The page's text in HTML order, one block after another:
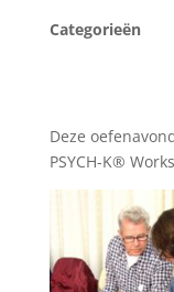
Categorieën
Deze
PSYCH-K®